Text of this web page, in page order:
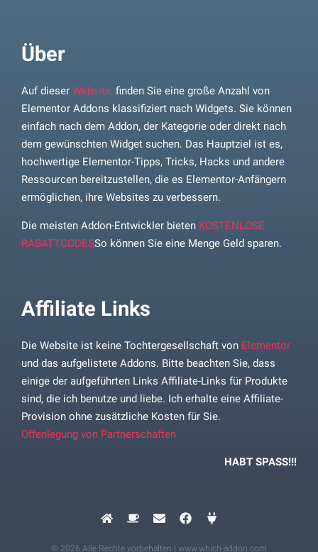
Über
Auf dieser Website, finden Sie eine große Anzahl von
Elementor Addons klassifiziert nach Widgets. Sie können
einfach nach dem Addon, der Kategorie oder direkt nach
dem gewünschten Widget suchen. Das Hauptziel ist es,
hochwertige Elementor-Tipps, Tricks, Hacks und andere
Ressourcen bereitzustellen, die es Elementor-Anfängern
ermöglichen, ihre Websites zu verbessern.
Die meisten Addon-Entwickler bieten KOSTENLOSE
RABATTCODESSo können Sie eine Menge Geld sparen.
Affiliate Links
Die Website ist keine Tochtergesellschaft von Elementor
und das aufgelistete Addons. Bitte beachten Sie, dass
einige der aufgeführten Links Affiliate-Links für Produkte
sind, die ich benutze und liebe. Ich erhalte eine Affiliate-
Provision ohne zusätzliche Kosten für Sie.
Offenlegung von Partnerschaften
HABT SPASS!!!
© 2026 Alle Rechte vorbehalten | www.which-addon.com